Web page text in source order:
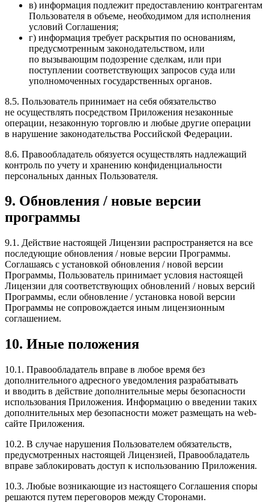
в) информация подлежит предоставлению контрагентам
Пользователя в объеме, необходимом для исполнения
условий Соглашения;
г) информация требует раскрытия по основаниям,
предусмотренным законодательством, или
по вызывающим подозрение сделкам, или при
поступлении соответствующих запросов суда или
уполномоченных государственных органов.
8.5. Пользователь принимает на себя обязательство
не осуществлять посредством Приложения незаконные
операции, незаконную торговлю и любые другие операции
в нарушение законодательства Российской Федерации.
8.6. Правообладатель обязуется осуществлять надлежащий
контроль по учету и хранению конфиденциальности
персональных данных Пользователя.
9. Обновления / новые версии
программы
9.1. Действие настоящей Лицензии распространяется на все
последующие обновления / новые версии Программы.
Соглашаясь с установкой обновления / новой версии
Программы, Пользователь принимает условия настоящей
Лицензии для соответствующих обновлений / новых версий
Программы, если обновление / установка новой версии
Программы не сопровождается иным лицензионным
соглашением.
10. Иные положения
10.1. Правообладатель вправе в любое время без
дополнительного адресного уведомления разрабатывать
и вводить в действие дополнительные меры безопасности
использования Приложения. Информацию о введении таких
дополнительных мер безопасности может размещать на web-
сайте Приложения.
10.2. В случае нарушения Пользователем обязательств,
предусмотренных настоящей Лицензией, Правообладатель
вправе заблокировать доступ к использованию Приложения.
10.3. Любые возникающие из настоящего Соглашения споры
решаются путем переговоров между Сторонами.